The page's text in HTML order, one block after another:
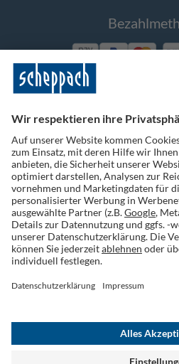
Folge uns auf
Widerruf